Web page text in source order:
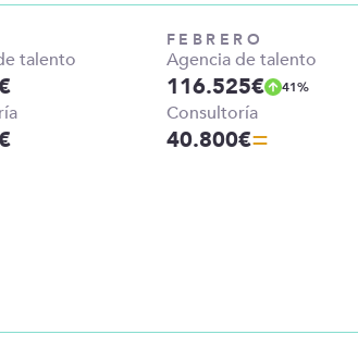
talento
FEBRERO
Agencia de talento
116.525€ 41%
Consultoría
40.800€